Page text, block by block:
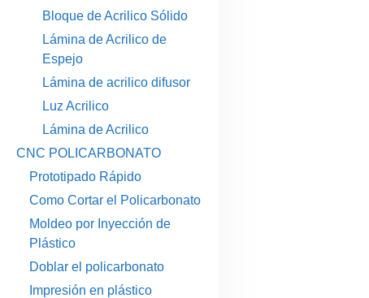
Bloque de Acrilico Sólido
Lámina de Acrilico de
Espejo
Lámina de acrilico difusor
Luz Acrilico
Lámina de Acrilico
CNC POLICARBONATO
Prototipado Rápido
Como Cortar el Policarbonato
Moldeo por Inyección de
Plástico
Doblar el policarbonato
Impresión en plástico